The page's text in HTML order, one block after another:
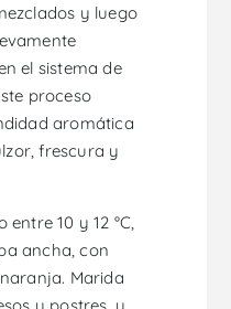
y luego
el sistema de
proceso
aromática
frescura y
10 y 12 °C,
ancha, con
Marida
y postres, y